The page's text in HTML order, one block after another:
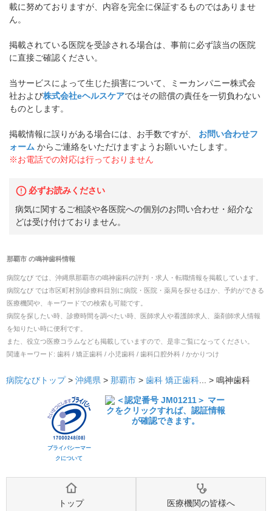
載に努めておりますが、内容を完全に保証するものではありませ
ん。
掲載されている医院を受診される場合は、事前に必ず該当の医院
に直接ご確認ください。
当サービスによって生じた損害について、ミーカンパニー株式会
社および株式会社eヘルスケアではその賠償の責任を一切負わない
ものとします。
掲載情報に誤りがある場合には、お手数ですが、
お問い合わせフ
ォーム からご連絡をいただけますようお願いいたします。
※お電話での対応は行っておりません
必ずお読みください
病気に関するご相談や各医院への個別のお問い合わせ・紹介な
どは受け付けておりません。
那覇市の鳴神歯科情報
病院なび では、 沖縄県那覇市の鳴神歯科の評判・求人・転職情報を掲載しています。
病院なび では市区町村別/診療科目別に病院・医院・薬局を探せるほか、予約ができる
医療機関や、キーワードでの検索も可能です。
病院を探したい時、診療時間を調べたい時、医師求人や看護師求人、薬剤師求人情報
を知りたい時に便利です。
また、役立つ医療コラムなども掲載していますので、是非ご覧になってください。
関連キーワード: 歯科 / 矯正歯科 / 小児歯科 / 歯科口腔外科 / かかりつけ
病院なびトップ > 沖縄県 > 那覇市 > 歯科 矯正歯科... > 鳴神歯科
プライバシーマー
クについて
トップ 医療機関の皆様へ